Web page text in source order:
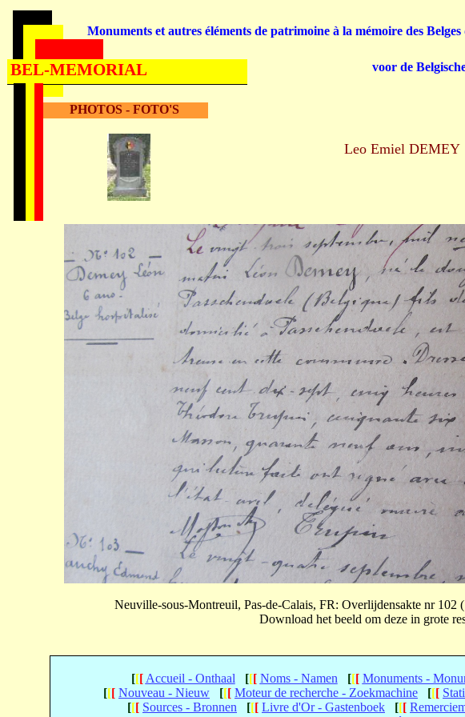
PHOTOS - FOTO'S
Leo Emiel DEMEY
Neuville-sous-Montreuil, Pas-de-Calais, FR: Overlijdensakte nr
Download het beeld om deze in grote
[[[ Accueil - Onthaal [[[ Noms - Namen [[[ Monuments -
[[[ Nouveau - Nieuw [[[ Moteur de recherche - Zoekmachine [[[
[[[ Sources - Bronnen [[[ Livre d'Or - Gastenboek [[[
Monuments et autres éléments de patrimoine à la mémoire des
voor de
BEL-MEMORIAL